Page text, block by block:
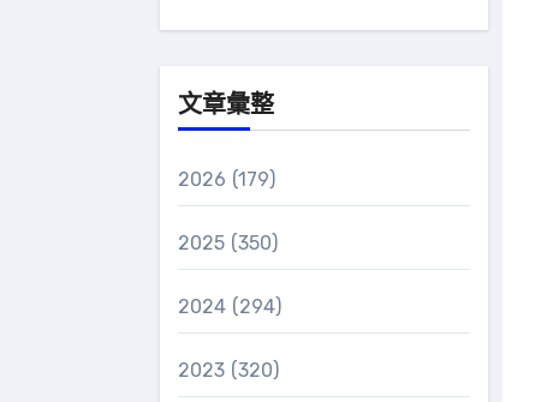
文章彙整
2026 (179)
2025 (350)
2024 (294)
2023 (320)